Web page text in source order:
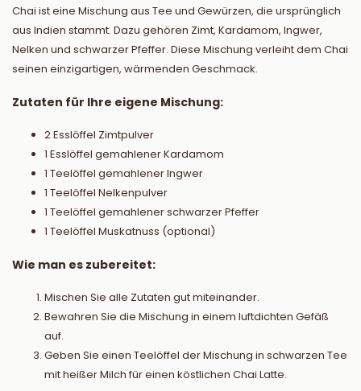
Chai ist eine Mischung aus Tee und Gewürzen, die ursprünglich
aus Indien stammt. Dazu gehören Zimt, Kardamom, Ingwer,
Nelken und schwarzer Pfeffer. Diese Mischung verleiht dem Chai
seinen einzigartigen, wärmenden Geschmack.
Zutaten für Ihre eigene Mischung:
2 Esslöffel Zimtpulver
1 Esslöffel gemahlener Kardamom
1 Teelöffel gemahlener Ingwer
1 Teelöffel Nelkenpulver
1 Teelöffel gemahlener schwarzer Pfeffer
1 Teelöffel Muskatnuss (optional)
Wie man es zubereitet:
Mischen Sie alle Zutaten gut miteinander.
Bewahren Sie die Mischung in einem luftdichten Gefäß
auf.
Geben Sie einen Teelöffel der Mischung in schwarzen Tee
mit heißer Milch für einen köstlichen Chai Latte.